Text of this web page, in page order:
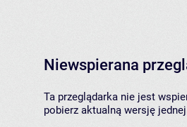
Niewspierana
Ta przeglądarka nie jest
pobierz aktualną wersję